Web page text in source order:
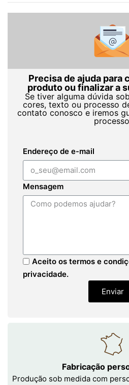
Precisa de ajuda para
produto ou finalizar a
Se tiver alguma dúvida
cores, texto ou processo
contato conosco e iremos
Endereço de e-mail
Mensagem
Aceito os termos e
privacidade.
Enviar
Fabricação
Produção sob medida com